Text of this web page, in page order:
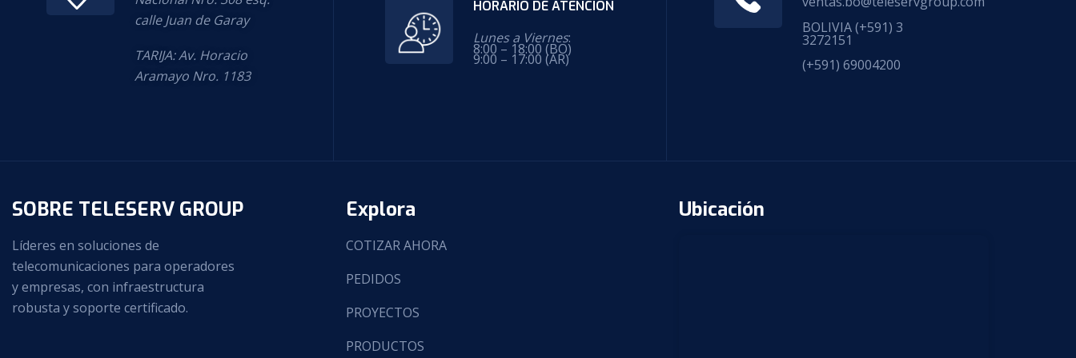
calle Juan de Garay
TARIJA: Av. Horacio
Aramayo Nro. 1183
HORARIO DE ATENCIÓN
Lunes a Viernes:
8:00 – 18:00 (BO)
9:00 – 17:00 (AR)
BOLIVIA(+591) 3
3272151
(+591) 69004200
SOBRE TELESERV GROUP
Líderes en soluciones de
telecomunicaciones para operadores
y empresas, con infraestructura
robusta y soporte certificado.
Explora
COTIZAR AHORA
PEDIDOS
PROYECTOS
PRODUCTOS
Ubicación